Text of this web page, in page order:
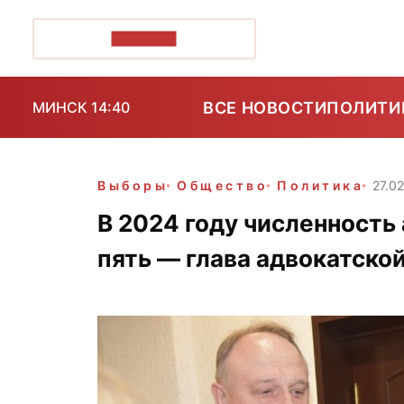
МИНСК 14:40 ВСЕ НОВОСТИ
Выборы Общество Политика
В 2024 году
пять — глава